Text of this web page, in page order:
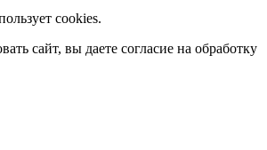
cookies.
сайт, вы даете согласие на обработку